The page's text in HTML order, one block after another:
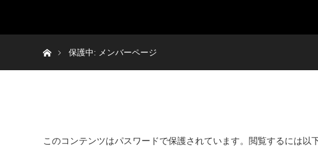
保護中: メンバーページ
このコンテンツはパスワードで保護されています。閲覧するには以